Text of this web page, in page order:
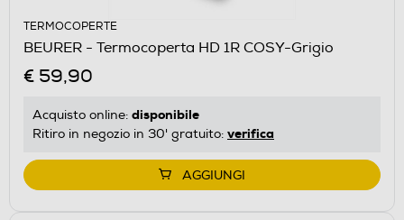
TERMOCOPERTE
BEURER - Termocoperta HD 1R COSY-Grigio
€ 59,90
Acquisto online: disponibile
Ritiro in negozio in 30' gratuito: verifica
AGGIUNGI